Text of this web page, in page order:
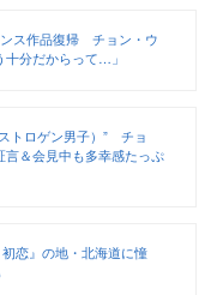
ス作品復帰 チョン・ウ
十分だからって…」
トロゲン男子）” チョ
＆会見中も多幸感たっぷ
恋』の地・北海道に憧